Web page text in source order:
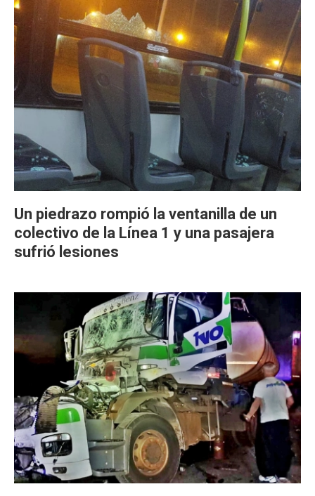
Un piedrazo rompió la ventanilla de un
colectivo de la Línea 1 y una pasajera
sufrió lesiones